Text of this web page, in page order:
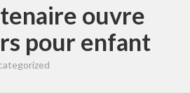
ouvre
pour enfant